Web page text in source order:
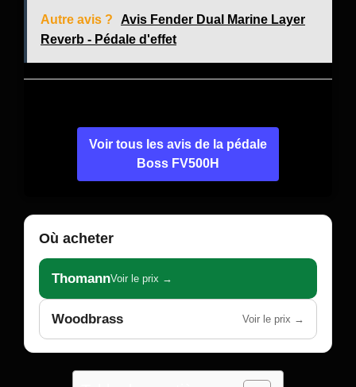
Autre avis ?
Avis Fender Dual Marine Layer
Reverb - Pédale d'effet
Voir tous les avis de la pédale
Boss FV500H
Où acheter
ThomannVoir le prix →
Woodbrass Voir le prix →